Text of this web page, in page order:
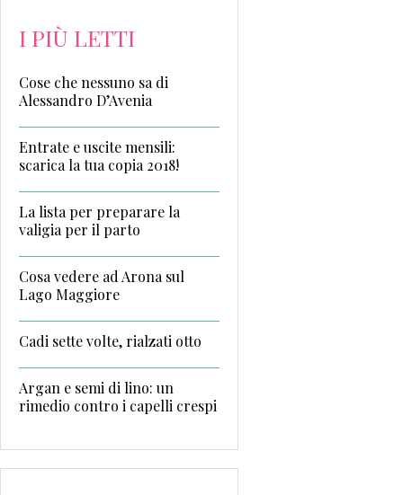
I PIÙ LETTI
Cose che nessuno sa di
Alessandro D’Avenia
Entrate e uscite mensili:
scarica la tua copia 2018!
La lista per preparare la
valigia per il parto
Cosa vedere ad Arona sul
Lago Maggiore
Cadi sette volte, rialzati otto
Argan e semi di lino: un
rimedio contro i capelli crespi